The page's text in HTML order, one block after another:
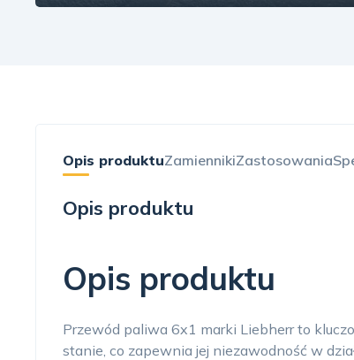
Opis produktuZamiennikiZastosowania
Opis produktu
Opis produktu
Przewód paliwa 6x1 marki Liebherr to
stanie, co zapewnia jej niezawodność w